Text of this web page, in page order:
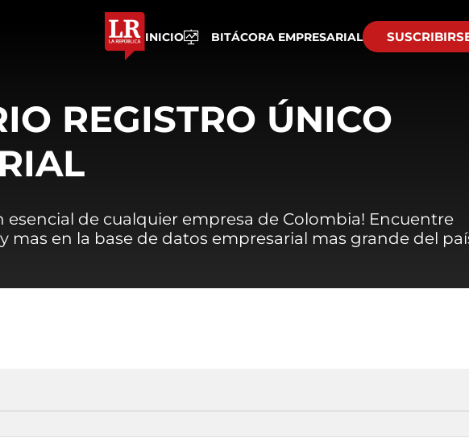
INICIO BITÁCORA EMPRESARIAL
REGISTRO ÚNICO
esencial de cualquier empresa de Colombia! Encuentre
mas en la base de datos empresarial mas grande del